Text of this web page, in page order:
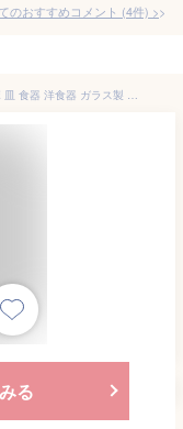
のおすすめコメント (4件) >
ダルトン DULTON ボウル 20.5cm OBO オーボ 皿 食器 洋食器 ガラス製 （ 大鉢 サラダボウル そうめん鉢 大皿 ガラス 鉢 お皿 ガラスボウル おしゃれ カフェ風 ）【39ショップ】
る